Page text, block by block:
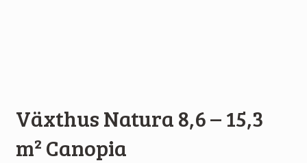
Växthus Natura 8,6 – 15,3
m² Canopia